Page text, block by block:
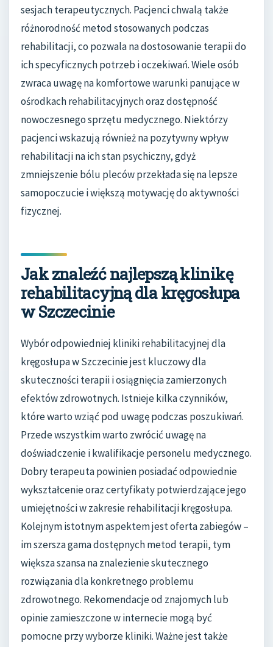
sesjach terapeutycznych. Pacjenci chwalą także
różnorodność metod stosowanych podczas
rehabilitacji, co pozwala na dostosowanie terapii do
ich specyficznych potrzeb i oczekiwań. Wiele osób
zwraca uwagę na komfortowe warunki panujące w
ośrodkach rehabilitacyjnych oraz dostępność
nowoczesnego sprzętu medycznego. Niektórzy
pacjenci wskazują również na pozytywny wpływ
rehabilitacji na ich stan psychiczny, gdyż
zmniejszenie bólu pleców przekłada się na lepsze
samopoczucie i większą motywację do aktywności
fizycznej.
Jak znaleźć najlepszą klinikę
rehabilitacyjną dla kręgosłupa
w Szczecinie
Wybór odpowiedniej kliniki rehabilitacyjnej dla
kręgosłupa w Szczecinie jest kluczowy dla
skuteczności terapii i osiągnięcia zamierzonych
efektów zdrowotnych. Istnieje kilka czynników,
które warto wziąć pod uwagę podczas poszukiwań.
Przede wszystkim warto zwrócić uwagę na
doświadczenie i kwalifikacje personelu medycznego.
Dobry terapeuta powinien posiadać odpowiednie
wykształcenie oraz certyfikaty potwierdzające jego
umiejętności w zakresie rehabilitacji kręgosłupa.
Kolejnym istotnym aspektem jest oferta zabiegów –
im szersza gama dostępnych metod terapii, tym
większa szansa na znalezienie skutecznego
rozwiązania dla konkretnego problemu
zdrowotnego. Rekomendacje od znajomych lub
opinie zamieszczone w internecie mogą być
pomocne przy wyborze kliniki. Ważne jest także